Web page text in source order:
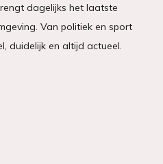
dagelijks het laatste
Van politiek en sport
duidelijk en altijd actueel.